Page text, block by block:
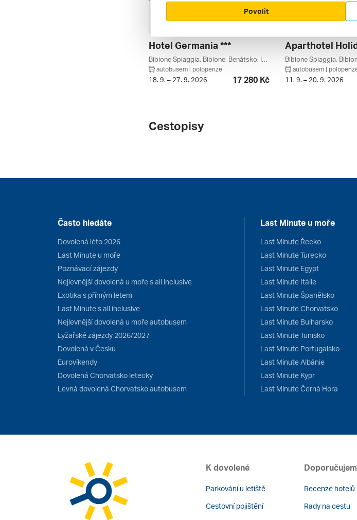
Hotel Germania ***
Bibione Spiaggia, Bibione, Benátsko, Itálie
autobusem | polopenze
18. 9. – 27. 9. 2026 17 280 Kč
Aparthotel
autobusem |
11. 9. – 20. 9. 2026
Cestopisy
Často hledáte
Dovolená léto 2026
Last Minute u moře
Poznávací zájezdy
Nejlevnější dovolená u moře s all inclusive
Exotika s přímým letem
Last Minute s all inclusive
Nejlevnější dovolená u moře autobusem
Lyžařské zájezdy 2026/2027
Dovolená v Česku
Eurovíkendy
Dovolená Chorvatsko letecky
Levná dovolená Chorvatsko autobusem
Last Minute u moře
Last Minute Řecko
Last Minute Turecko
Last Minute Egypt
Last Minute Itálie
Last Minute Španělsko
Last Minute Chorvatsko
Last Minute Bulharsko
Last Minute Tunisko
Last Minute Portugalsko
Last Minute Albánie
Last Minute Kypr
Last Minute Černá Hora
K dovolené
Parkování u letiště
Cestovní pojištění
Recenze hotelů
Rady na cestu
Povolit